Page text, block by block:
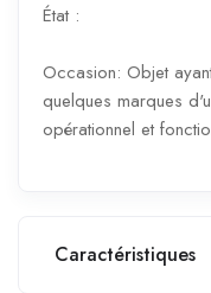
État :
Occasion: Objet
quelques marques
opérationnel et
Caractéristiques